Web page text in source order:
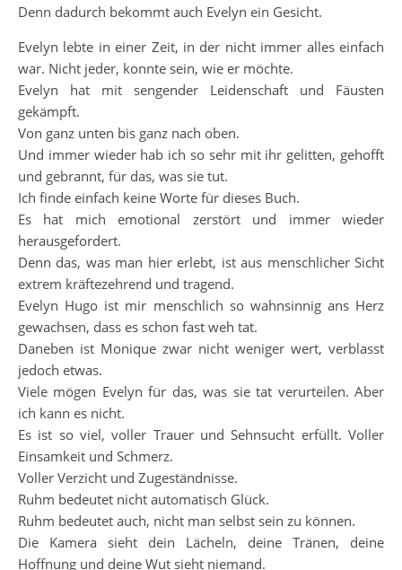
Denn dadurch bekommt auch Evelyn ein Gesicht.
Evelyn lebte in einer Zeit, in der nicht immer alles einfach
war. Nicht jeder, konnte sein, wie er möchte.
Evelyn hat mit sengender Leidenschaft und Fäusten
gekämpft.
Von ganz unten bis ganz nach oben.
Und immer wieder hab ich so sehr mit ihr gelitten, gehofft
und gebrannt, für das, was sie tut.
Ich finde einfach keine Worte für dieses Buch.
Es hat mich emotional zerstört und immer wieder
herausgefordert.
Denn das, was man hier erlebt, ist aus menschlicher Sicht
extrem kräftezehrend und tragend.
Evelyn Hugo ist mir menschlich so wahnsinnig ans Herz
gewachsen, dass es schon fast weh tat.
Daneben ist Monique zwar nicht weniger wert, verblasst
jedoch etwas.
Viele mögen Evelyn für das, was sie tat verurteilen. Aber
ich kann es nicht.
Es ist so viel, voller Trauer und Sehnsucht erfüllt. Voller
Einsamkeit und Schmerz.
Voller Verzicht und Zugeständnisse.
Ruhm bedeutet nicht automatisch Glück.
Ruhm bedeutet auch, nicht man selbst sein zu können.
Die Kamera sieht dein Lächeln, deine Tränen, deine
Hoffnung und deine Wut sieht niemand.